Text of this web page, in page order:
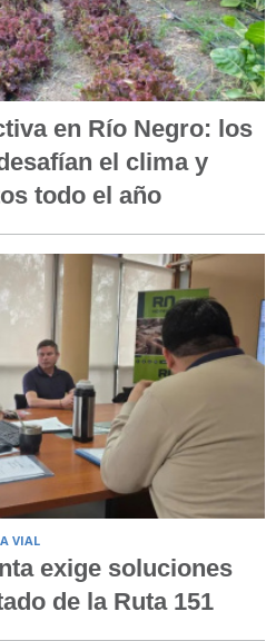
en Río Negro: los
el clima y
todo el año
VIAL
exige soluciones
de la Ruta 151